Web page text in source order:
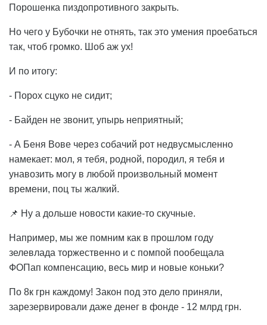
Порошенка пиздопротивного закрыть.
Но чего у Бубочки не отнять, так это умения проебаться
так, чтоб громко. Шоб аж ух!
И по итогу:
- Порох сцуко не сидит;
- Байден не звонит, упырь неприятный;
- А Беня Вове через собачий рот недвусмысленно
намекает: мол, я тебя, родной, породил, я тебя и
унавозить могу в любой произвольный момент
времени, поц ты жалкий.
📌 Ну а дольше новости какие-то скучные.
Например, мы же помним как в прошлом году
зелевлада торжественно и с помпой пообещала
ФОПап компенсацию, весь мир и новые коньки?
По 8к грн каждому! Закон под это дело приняли,
зарезервировали даже денег в фонде - 12 млрд грн.